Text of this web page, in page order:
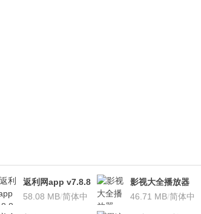
返利网app v7.8.8
安卓版
58.08 MB/简体中
影视大全播放器
v3.1.7 安卓版
46.71 MB/简体中